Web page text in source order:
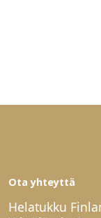
Ota yhteyttä
Helatukku